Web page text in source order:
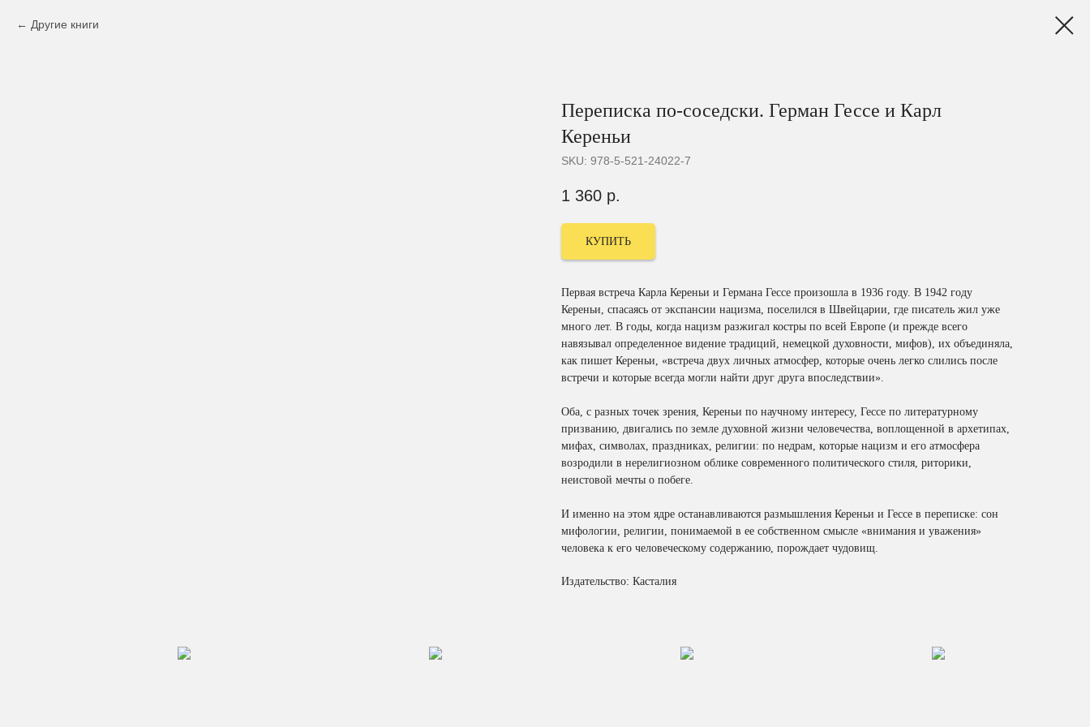
Другие книги
Переписка по-соседски. Герман Гессе и Карл
Кереньи
SKU: 978-5-521-24022-7
1 360 р.
КУПИТЬ
Первая встреча Карла Кереньи и Германа Гессе произошла в 1936 году. В 1942 году
Кереньи, спасаясь от экспансии нацизма, поселился в Швейцарии, где писатель жил уже
много лет. В годы, когда нацизм разжигал костры по всей Европе (и прежде всего
навязывал определенное видение традиций, немецкой духовности, мифов), их объединяла,
как пишет Кереньи, «встреча двух личных атмосфер, которые очень легко слились после
встречи и которые всегда могли найти друг друга впоследствии».
Оба, с разных точек зрения, Кереньи по научному интересу, Гессе по литературному
призванию, двигались по земле духовной жизни человечества, воплощенной в архетипах,
мифах, символах, праздниках, религии: по недрам, которые нацизм и его атмосфера
возродили в нерелигиозном облике современного политического стиля, риторики,
неистовой мечты о побеге.
И именно на этом ядре останавливаются размышления Кереньи и Гессе в переписке: сон
мифологии, религии, понимаемой в ее собственном смысле «внимания и уважения»
человека к его человеческому содержанию, порождает чудовищ.
Издательство: Касталия